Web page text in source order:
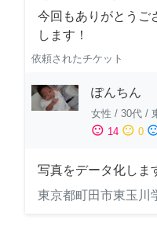
今回もありがとうご
します！
依頼されたチケット
ぽんちん
女性 / 30代 /
sentiment_satisfied 14 sentiment_neutral 0
写真をデータ化しま
東京都町田市東玉川